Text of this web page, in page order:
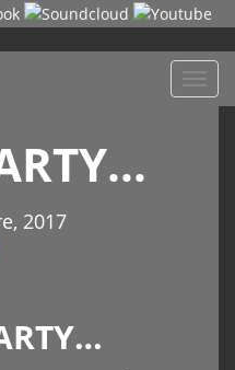
2017